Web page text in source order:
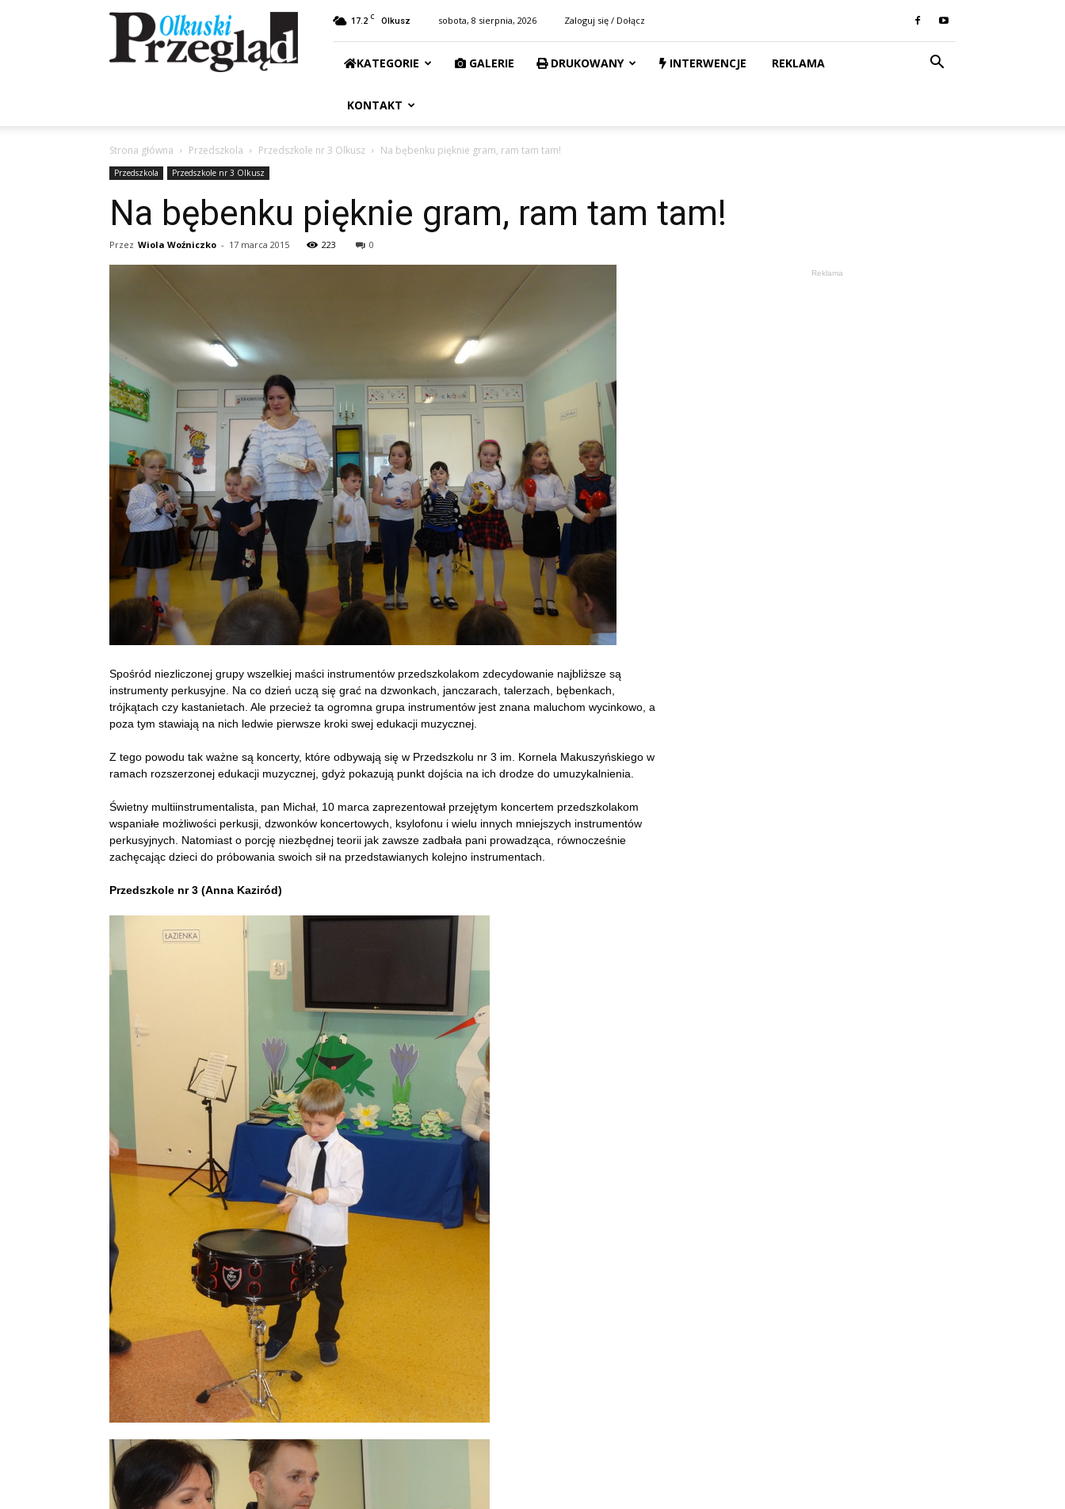
Przegląd
Olkuski
17.2 C Olkusz sobota, 8 sierpnia, 2026 Zaloguj się / Dołącz
KATEGORIE GALERIE DRUKOWANY INTERWENCJE REKLAMA
KONTAKT
Strona główna Przedszkola Przedszkole nr 3 Olkusz Na bębenku pięknie gram, ram tam tam!
Przedszkola Przedszkole nr 3 Olkusz
Na bębenku pięknie gram, ram tam tam!
Przez Wiola Woźniczko - 17 marca 2015 223 0
Spośród niezliczonej grupy wszelkiej maści instrumentów przedszkolakom zdecydowanie najbliższe są
instrumenty perkusyjne. Na co dzień uczą się grać na dzwonkach, janczarach, talerzach, bębenkach,
trójkątach czy kastanietach. Ale przecież ta ogromna grupa instrumentów jest znana maluchom wycinkowo, a
poza tym stawiają na nich ledwie pierwsze kroki swej edukacji muzycznej.
Z tego powodu tak ważne są koncerty, które odbywają się w Przedszkolu nr 3 im. Kornela Makuszyńskiego w
ramach rozszerzonej edukacji muzycznej, gdyż pokazują punkt dojścia na ich drodze do umuzykalnienia.
Świetny multiinstrumentalista, pan Michał, 10 marca zaprezentował przejętym koncertem przedszkolakom
wspaniałe możliwości perkusji, dzwonków koncertowych, ksylofonu i wielu innych mniejszych instrumentów
perkusyjnych. Natomiast o porcję niezbędnej teorii jak zawsze zadbała pani prowadząca, równocześnie
zachęcając dzieci do próbowania swoich sił na przedstawianych kolejno instrumentach.
Przedszkole nr 3 (Anna Kaziród)
Reklama